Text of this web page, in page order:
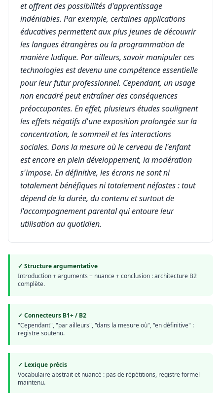
et offrent des possibilités d'apprentissage
indéniables. Par exemple, certaines applications
éducatives permettent aux plus jeunes de découvrir
les langues étrangères ou la programmation de
manière ludique. Par ailleurs, savoir manipuler ces
technologies est devenu une compétence essentielle
pour leur futur professionnel. Cependant, un usage
non encadré peut entraîner des conséquences
préoccupantes. En effet, plusieurs études soulignent
les effets négatifs d'une exposition prolongée sur la
concentration, le sommeil et les interactions
sociales. Dans la mesure où le cerveau de l'enfant
est encore en plein développement, la modération
s'impose. En définitive, les écrans ne sont ni
totalement bénéfiques ni totalement néfastes : tout
dépend de la durée, du contenu et surtout de
l'accompagnement parental qui entoure leur
utilisation au quotidien.
✓ Structure argumentative
Introduction + arguments + nuance + conclusion : architecture B2
complète.
✓ Connecteurs B1+ / B2
"Cependant", "par ailleurs", "dans la mesure où", "en définitive" :
registre soutenu.
✓ Lexique précis
Vocabulaire abstrait et nuancé : pas de répétitions, registre formel
maintenu.